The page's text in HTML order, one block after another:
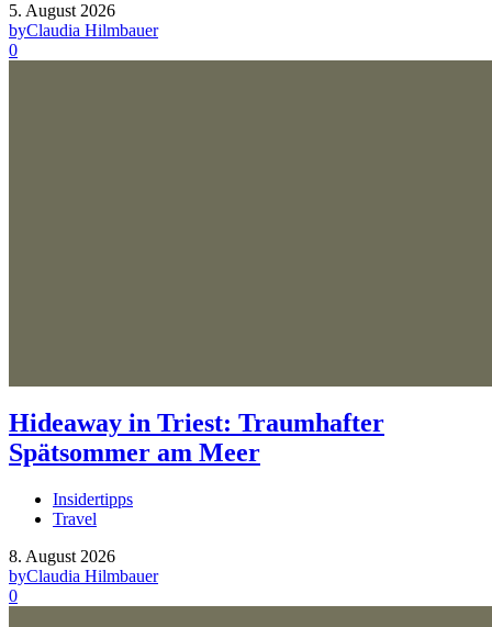
5. August 2026
byClaudia Hilmbauer
0
Hideaway in Triest: Traumhafter
Spätsommer am Meer
Insidertipps
Travel
8. August 2026
byClaudia Hilmbauer
0